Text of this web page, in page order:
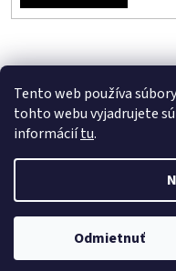
Tento web používa
tohto webu vyjadrujete
informáciítu.
Odmietnuť
Copyright 2026